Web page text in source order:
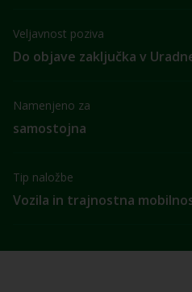
Veljavnost poziva
Do objave zaključka v
Namenjeno za
samostojna
Tip naložbe
Vozila in trajnostna